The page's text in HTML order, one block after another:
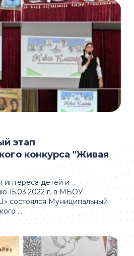
детей и
15.03.2022 г. в МБОУ
состоялся Муниципальный
...
этап
конкурса "Живая